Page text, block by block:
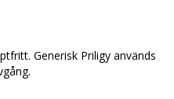
Generisk Priligy används